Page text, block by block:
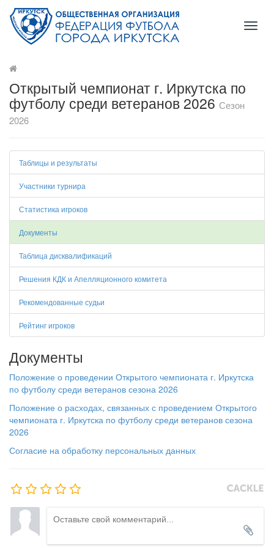
Открытый чемпионат г. Иркутска по
футболу среди ветеранов 2026 Сезон
2026
Таблицы и результаты
Участники турнира
Статистика игроков
Документы
Таблица дисквалификаций
Решения КДК и Апелляционного комитета
Рекомендованные судьи
Рейтинг игроков
Документы
Положение о проведении Открытого чемпионата г. Иркутска
по футболу среди ветеранов сезона 2026
Положение о расходах, связанных с проведением Открытого
чемпионата г. Иркутска по футболу среди ветеранов сезона
2026
Согласие на обработку персональных данных